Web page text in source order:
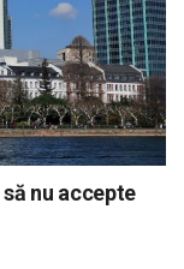
nu accepte